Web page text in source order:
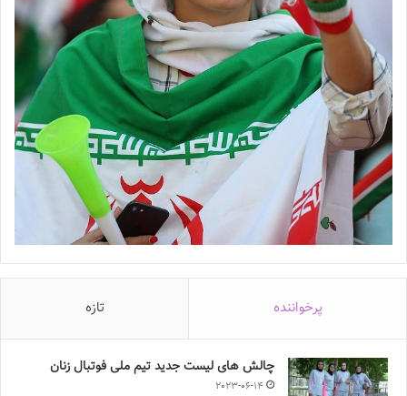
پرخواننده تازه
چالش هاى ليست جدید تيم ملى فوتبال زنان
2023-06-14